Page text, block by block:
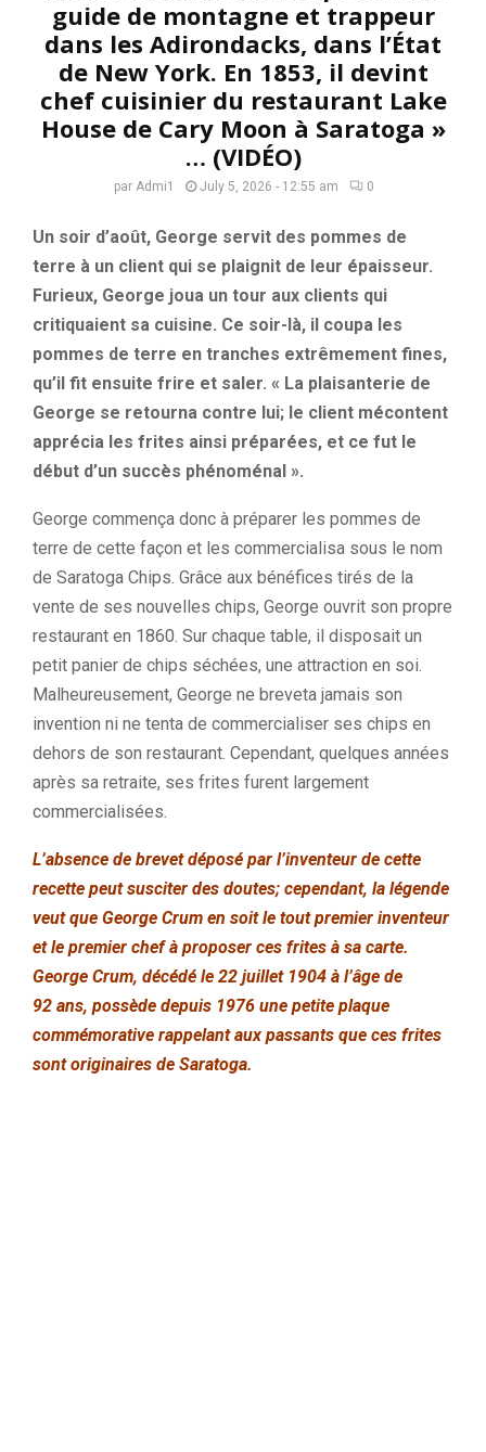
guide de montagne et trappeur
dans les Adirondacks, dans l’État
de New York. En 1853, il devint
chef cuisinier du restaurant Lake
House de Cary Moon à Saratoga »
… (VIDÉO)
par Admi1 July 5, 2026 - 12:55 am 0
Un soir d’août, George servit des pommes de
terre à un client qui se plaignit de leur épaisseur.
Furieux, George joua un tour aux clients qui
critiquaient sa cuisine. Ce soir-là, il coupa les
pommes de terre en tranches extrêmement fines,
qu’il fit ensuite frire et saler. « La plaisanterie de
George se retourna contre lui; le client mécontent
apprécia les frites ainsi préparées, et ce fut le
début d’un succès phénoménal ».
George commença donc à préparer les pommes de
terre de cette façon et les commercialisa sous le nom
de Saratoga Chips. Grâce aux bénéfices tirés de la
vente de ses nouvelles chips, George ouvrit son propre
restaurant en 1860. Sur chaque table, il disposait un
petit panier de chips séchées, une attraction en soi.
Malheureusement, George ne breveta jamais son
invention ni ne tenta de commercialiser ses chips en
dehors de son restaurant. Cependant, quelques années
après sa retraite, ses frites furent largement
commercialisées.
L’absence de brevet déposé par l’inventeur de cette
recette peut susciter des doutes; cependant, la légende
veut que George Crum en soit le tout premier inventeur
et le premier chef à proposer ces frites à sa carte.
George Crum, décédé le 22 juillet 1904 à l’âge de
92 ans, possède depuis 1976 une petite plaque
commémorative rappelant aux passants que ces frites
sont originaires de Saratoga.